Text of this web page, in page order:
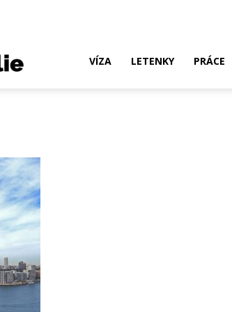
Austrálie?
Víza,
VÍZA LETENKY PRÁCE